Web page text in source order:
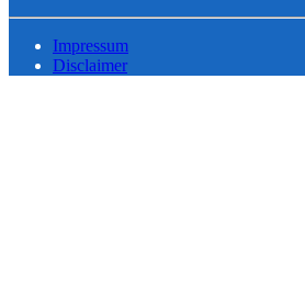
Impressum
Disclaimer